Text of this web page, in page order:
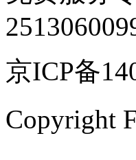
京ICP备
Copyright